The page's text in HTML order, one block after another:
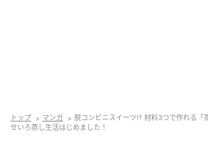
トップ マンガ
脱コンビニスイーツ⁉ 材料3つで作れる「
せいろ蒸し生活はじめました！